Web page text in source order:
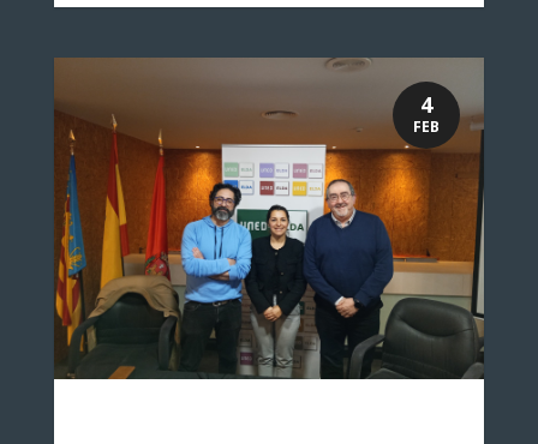
4
FEB